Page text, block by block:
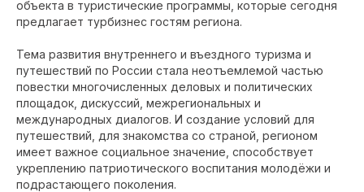
объекта в туристические программы, которые сегодня
предлагает турбизнес гостям региона.
Тема развития внутреннего и въездного туризма и
путешествий по России стала неотъемлемой частью
повестки многочисленных деловых и политических
площадок, дискуссий, межрегиональных и
международных диалогов. И создание условий для
путешествий, для знакомства со страной, регионом
имеет важное социальное значение, способствует
укреплению патриотического воспитания молодёжи и
подрастающего поколения.